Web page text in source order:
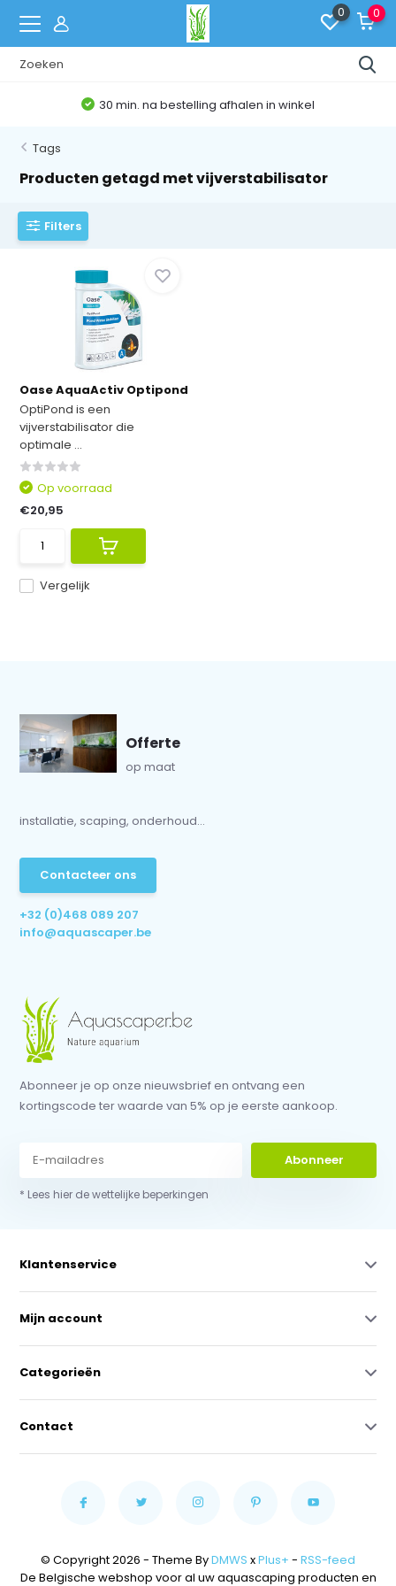
0 0
30 min. na bestelling afhalen in winkel
Tags
Producten getagd met vijverstabilisator
Filters
Oase AquaActiv Optipond
OptiPond is een
vijverstabilisator die
optimale ...
Vergelijk
Op voorraad
€20,95
Offerte
op maat
installatie, scaping, onderhoud...
Contacteer ons
+32 (0)468 089 207
info@aquascaper.be
Abonneer je op onze nieuwsbrief en ontvang een
kortingscode ter waarde van 5% op je eerste aankoop.
Abonneer
* Lees hier de wettelijke beperkingen
Klantenservice
Mijn account
Categorieën
Contact
© Copyright 2026 - Theme ByDMWS xPlus+ - RSS-feed
De Belgische webshop voor al uw aquascaping producten en